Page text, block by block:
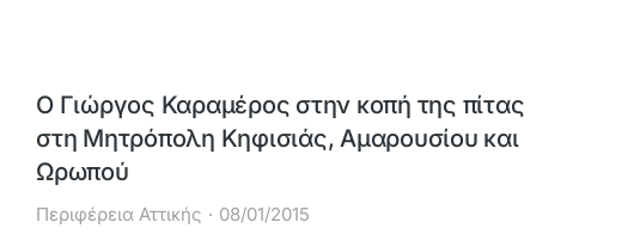
Ο Γιώργος Καραμέρος στην κοπή της πίτας
στη Μητρόπολη Κηφισιάς, Αμαρουσίου και
Ωρωπού
Περιφέρεια Αττικής 08/01/2015